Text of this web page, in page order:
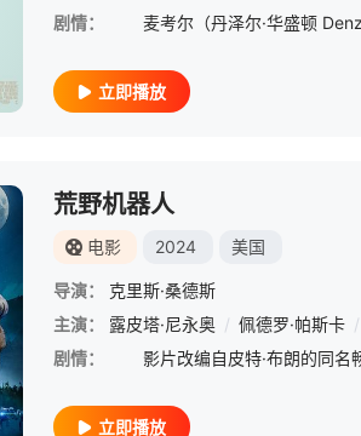
剧情：
立即播放
朱莉娅·加纳 娜塔莎·雷昂 / 保罗·沃尔特·豪泽
荒野机器人
电影 2024 美国
导演：
克里斯·桑德斯
主演：
露皮塔·尼永奥 / 佩德罗·帕斯卡 /
剧情：
立即播放